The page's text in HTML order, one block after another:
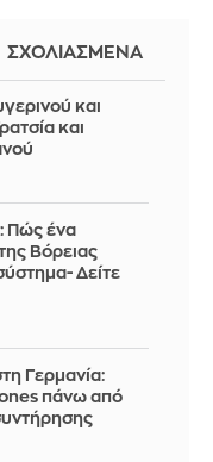
ΣΧΟΛΙΑΣΜΕΝΑ
και
και
Πώς ένα
Βόρειας
Δείτε
Γερμανία:
πάνω από